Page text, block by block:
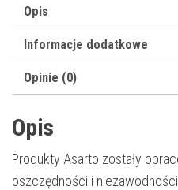
550
black
Opis
Informacje dodatkowe
Opinie (0)
Opis
Produkty Asarto zostały
oszczędności i niezawodności.